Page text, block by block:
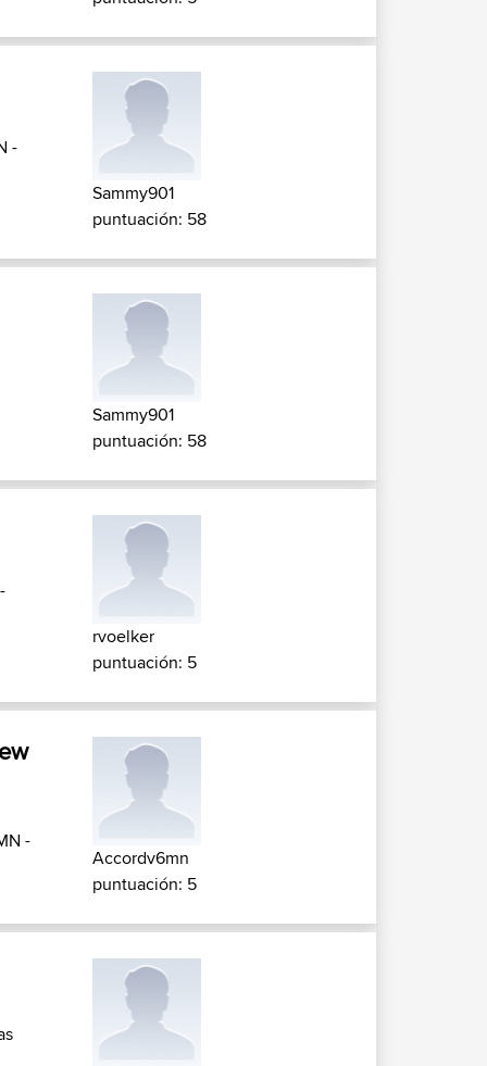
-
Sammy901
puntuación: 58
Sammy901
puntuación: 58
rvoelker
puntuación: 5
-
Accordv6mn
puntuación: 5